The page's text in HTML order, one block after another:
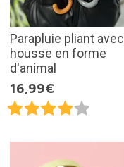
Parapluie pliant avec
housse en forme
d'animal
16,99€